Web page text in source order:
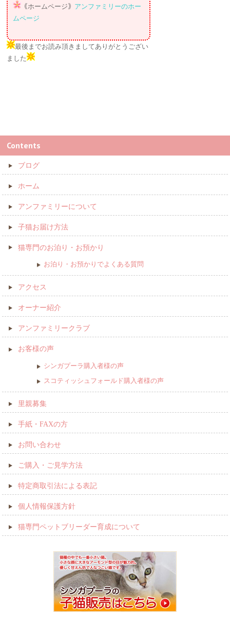
｟ホームページ｠ アンファミリーのホー
ムページ
最後までお読み頂きましてありがとうござい
ました
Contents
ブログ
ホーム
アンファミリーについて
子猫お届け方法
猫専門のお泊り・お預かり
お泊り・お預かりでよくある質問
アクセス
オーナー紹介
アンファミリークラブ
お客様の声
シンガプーラ購入者様の声
スコティッシュフォールド購入者様の声
里親募集
手紙・FAXの方
お問い合わせ
ご購入・ご見学方法
特定商取引法による表記
個人情報保護方針
猫専門ペットブリーダー育成について